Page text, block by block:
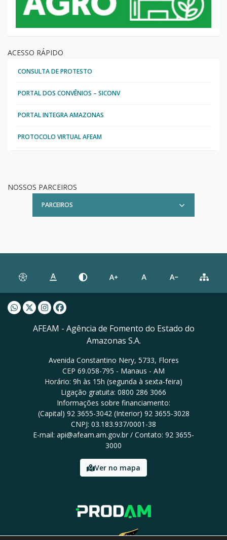
ACESSO RÁPIDO
CONSULTA DE PROTESTO
PORTAL DOS CONVÊNIOS – SICONV
PORTAL INTEGRA AMAZONAS
PROTOCOLO VIRTUAL AFEAM
NOSSOS PARCEIROS
PARCEIROS
Whatsapp AFEAM
Twitter AFEAM
Instagram AFEAM
Facebook AFEAM
AFEAM - Agência de Fomento do Estado do
Amazonas S.A.
Avenida Constantino Nery, 5733, Flores
CEP 69.058-795 - Manaus - AM
Horário: 9h às 15h (segunda à sexta-feira)
Ligação gratuita: 0800 286 3066
Informações sobre financiamento:
(Capital) 92 3655-3042 (Interior) 92 3655-3028
CNPJ: 03.183.937/0001-38
E-mail: api@afeam.am.gov.br / Contato: 92 3655-
3000
Ver no mapa